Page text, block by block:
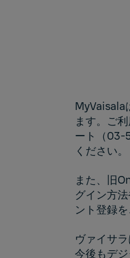
MyVaisala
ます。ご
ート（03-
ください。
また、旧
グイン方
ント登録
ヴァイサ
今後もデ